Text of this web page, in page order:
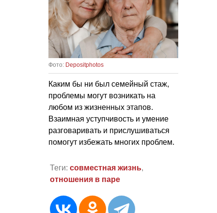
Фото: Depositphotos
Каким бы ни был семейный стаж,
проблемы могут возникать на
любом из жизненных этапов.
Взаимная уступчивость и умение
разговаривать и прислушиваться
помогут избежать многих проблем.
Теги: совместная жизнь,
отношения в паре